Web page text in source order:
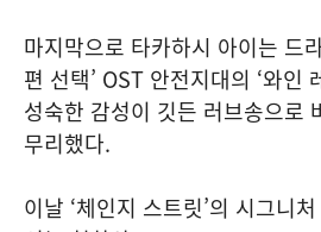
마지막으로 타카하시 아이는 드
편 선택’ OST 안전지대의 ‘와인
성숙한 감성이 깃든 러브송으로
무리했다.
이날 ‘체인지 스트릿’의 시그니